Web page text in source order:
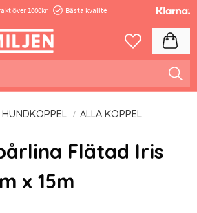
över 1000kr Bästa kvalité
Favoriter
HUNDKOPPEL ALLA KOPPEL
Flätad Iris
x 15m